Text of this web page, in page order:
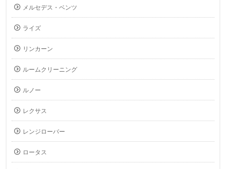
メルセデス・ベンツ
ライズ
リンカーン
ルームクリーニング
ルノー
レクサス
レンジローバー
ロータス